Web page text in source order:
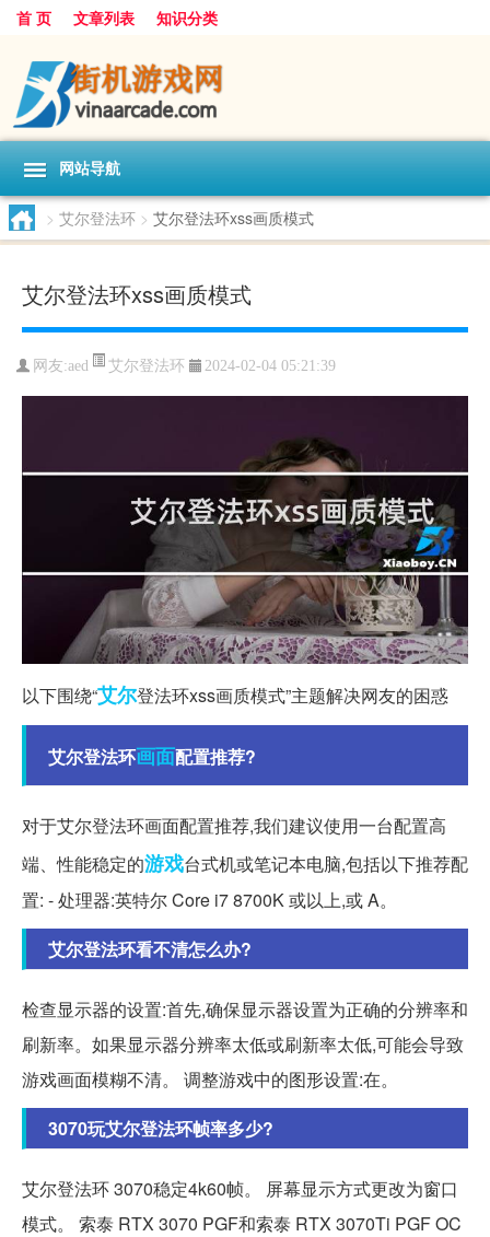
首 页 文章列表 知识分类
网站导航
> 艾尔登法环 > 艾尔登法环xss画质模式
艾尔登法环xss画质模式
网友:aed 艾尔登法环 2024-02-04 05:21:39
以下围绕“艾尔登法环xss画质模式”主题解决网友的困惑
艾尔登法环画面配置推荐?
对于艾尔登法环画面配置推荐,我们建议使用一台配置高
端、性能稳定的游戏台式机或笔记本电脑,包括以下推荐配
置: - 处理器:英特尔 Core i7 8700K 或以上,或 A。
艾尔登法环看不清怎么办?
检查显示器的设置:首先,确保显示器设置为正确的分辨率和
刷新率。如果显示器分辨率太低或刷新率太低,可能会导致
游戏画面模糊不清。 调整游戏中的图形设置:在。
3070玩艾尔登法环帧率多少?
艾尔登法环 3070稳定4k60帧。 屏幕显示方式更改为窗口
模式。 索泰 RTX 3070 PGF和索泰 RTX 3070Ti PGF OC